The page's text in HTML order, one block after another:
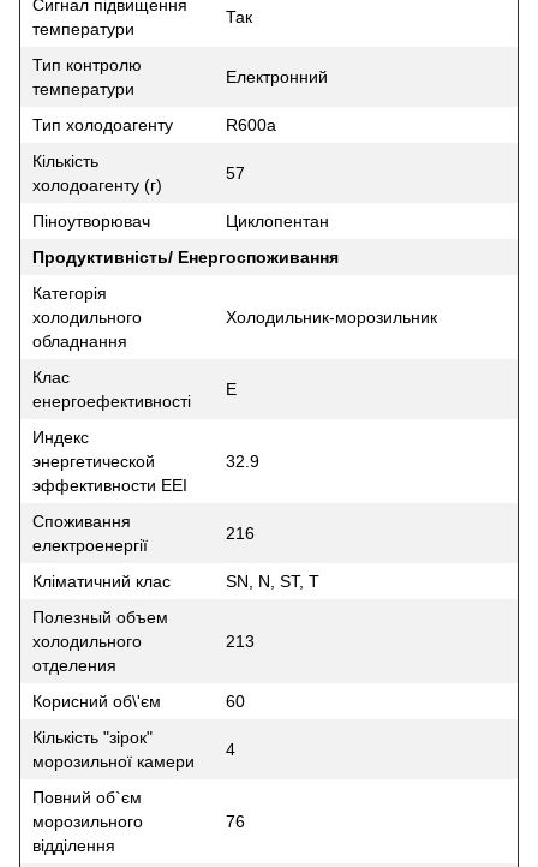
Сигнал підвищення
температури
Так
Тип контролю
температури
Електронний
Тип холодоагенту
R600a
Кількість
холодоагенту (г)
57
Піноутворювач
Циклопентан
Продуктивність/ Енергоспоживання
Категорія
холодильного
обладнання
Холодильник-морозильник
Клас
енергоефективності
E
Индекс
энергетической
эффективности EEI
32.9
Споживання
електроенергії
216
Кліматичний клас
SN, N, ST, T
Полезный объем
холодильного
отделения
213
Корисний об\'єм
60
Кількість "зірок"
морозильної камери
4
Повний об`єм
морозильного
відділення
76